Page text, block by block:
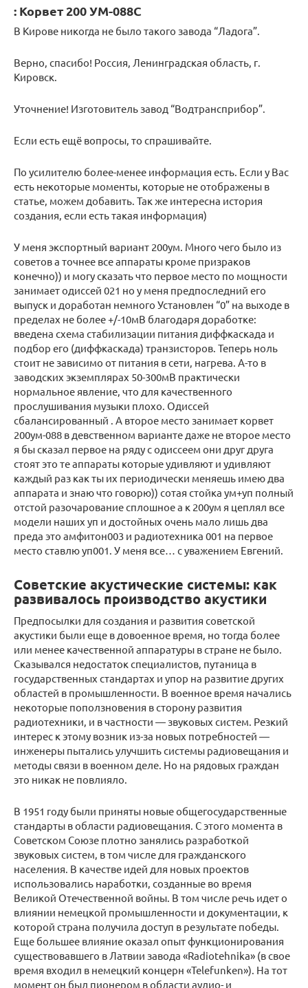
: Корвет 200 УМ-088С
В Кирове никогда не было такого завода “Ладога”.
Верно, спасибо! Россия, Ленинградская область, г.
Кировск.
Уточнение! Изготовитель завод “Водтрансприбор”.
Если есть ещё вопросы, то спрашивайте.
По усилителю более-менее информация есть. Если у Вас
есть некоторые моменты, которые не отображены в
статье, можем добавить. Так же интересна история
создания, если есть такая информация)
У меня экспортный вариант 200ум. Много чего было из
советов а точнее все аппараты кроме призраков
конечно)) и могу сказать что первое место по мощности
занимает одиссей 021 но у меня предпоследний его
выпуск и доработан немного Установлен “0” на выходе в
пределах не более +/-10мВ благодаря доработке:
введена схема стабилизации питания диффкаскада и
подбор его (диффкаскада) транзисторов. Теперь ноль
стоит не зависимо от питания в сети, нагрева. А-то в
заводских экземплярах 50-300мВ практически
нормальное явление, что для качественного
прослушивания музыки плохо. Одиссей
сбалансированный . А второе место занимает корвет
200ум-088 в девственном варианте даже не второе место
я бы сказал первое на ряду с одиссеем они друг друга
стоят это те аппараты которые удивляют и удивляют
каждый раз как ты их периодически меняешь имею два
аппарата и знаю что говорю)) сотая стойка ум+уп полный
отстой разочарование сплошное а к 200ум я цеплял все
модели наших уп и достойных очень мало лишь два
преда это амфитон003 и радиотехника 001 на первое
место ставлю уп001. У меня все… с уважением Евгений.
Советские акустические системы: как
развивалось производство акустики
Предпосылки для создания и развития советской
акустики были еще в довоенное время, но тогда более
или менее качественной аппаратуры в стране не было.
Сказывался недостаток специалистов, путаница в
государственных стандартах и упор на развитие других
областей в промышленности. В военное время начались
некоторые поползновения в сторону развития
радиотехники, и в частности — звуковых систем. Резкий
интерес к этому возник из-за новых потребностей —
инженеры пытались улучшить системы радиовещания и
методы связи в военном деле. Но на рядовых граждан
это никак не повлияло.
В 1951 году были приняты новые общегосударственные
стандарты в области радиовещания. С этого момента в
Советском Союзе плотно занялись разработкой
звуковых систем, в том числе для гражданского
населения. В качестве идей для новых проектов
использовались наработки, созданные во время
Великой Отечественной войны. В том числе речь идет о
влиянии немецкой промышленности и документации, к
которой страна получила доступ в результате победы.
Еще большее влияние оказал опыт функционирования
существовавшего в Латвии завода «Radiotehnika» (в свое
время входил в немецкий концерн «Telefunken»). На тот
момент он был пионером в области аудио- и